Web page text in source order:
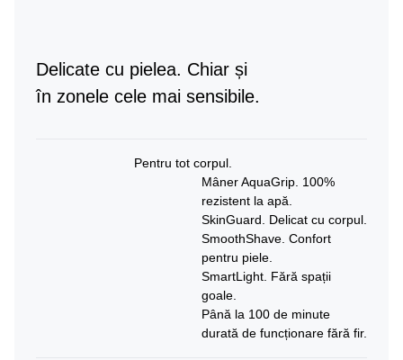
Delicate cu pielea. Chiar și
în zonele cele mai sensibile.
Pentru tot corpul.
Mâner AquaGrip. 100%
rezistent la apă.
SkinGuard. Delicat cu corpul.
SmoothShave. Confort
pentru piele.
SmartLight. Fără spații
goale.
Până la 100 de minute
durată de funcționare fără fir.